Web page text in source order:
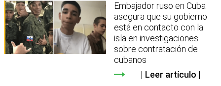
Embajador ruso en Cuba
asegura que su gobierno
está en contacto con la
isla en investigaciones
sobre contratación de
cubanos
Leer artículo